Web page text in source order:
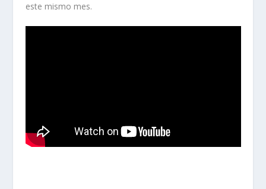
este mismo mes.